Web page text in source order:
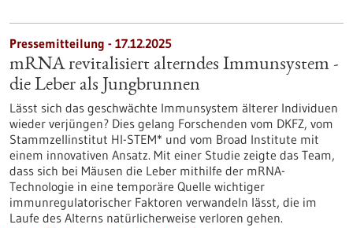
Pressemitteilung - 17.12.2025
mRNA revitalisiert alterndes Immunsystem -
die Leber als Jungbrunnen
Lässt sich das geschwächte Immunsystem älterer Individuen
wieder verjüngen? Dies gelang Forschenden vom DKFZ, vom
Stammzellinstitut HI-STEM* und vom Broad Institute mit
einem innovativen Ansatz. Mit einer Studie zeigte das Team,
dass sich bei Mäusen die Leber mithilfe der mRNA-
Technologie in eine temporäre Quelle wichtiger
immunregulatorischer Faktoren verwandeln lässt, die im
Laufe des Alterns natürlicherweise verloren gehen.